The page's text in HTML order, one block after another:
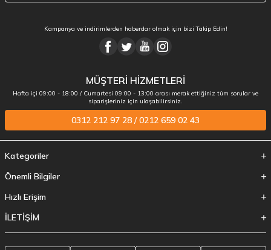
Kampanya ve indirimlerden haberdar olmak için bizi Takip Edin!
MÜŞTERİ HİZMETLERİ
Hafta içi 09:00 - 18:00 / Cumartesi 09:00 - 13:00 arası merak ettiğiniz tüm sorular ve
siparişleriniz için ulaşabilirsiniz.
0312 212 97 28 / 0212 659 02 43
Kategoriler
Önemli Bilgiler
Hızlı Erişim
İLETİŞİM